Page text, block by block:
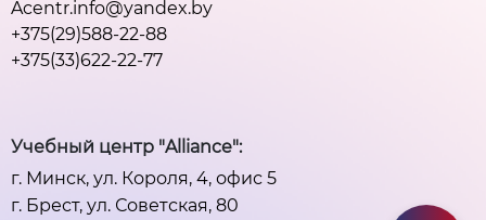
Acentr.info@yandex.by
+375(29)588-22-88
+375(33)622-22-77
Учебный центр "Alliance":
г. Минск, ул. Короля, 4, офис 5
г. Брест, ул. Советская, 80